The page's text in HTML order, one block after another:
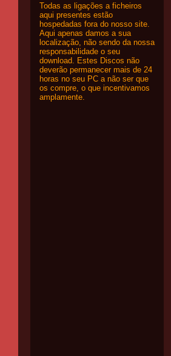
Todas as ligações a ficheiros
aqui presentes estão
hospedadas fora do nosso site.
Aqui apenas damos a sua
localização, não sendo da nossa
responsabilidade o seu
download. Estes Discos não
deverão permanecer mais de 24
horas no seu PC a não ser que
os compre, o que incentivamos
amplamente.